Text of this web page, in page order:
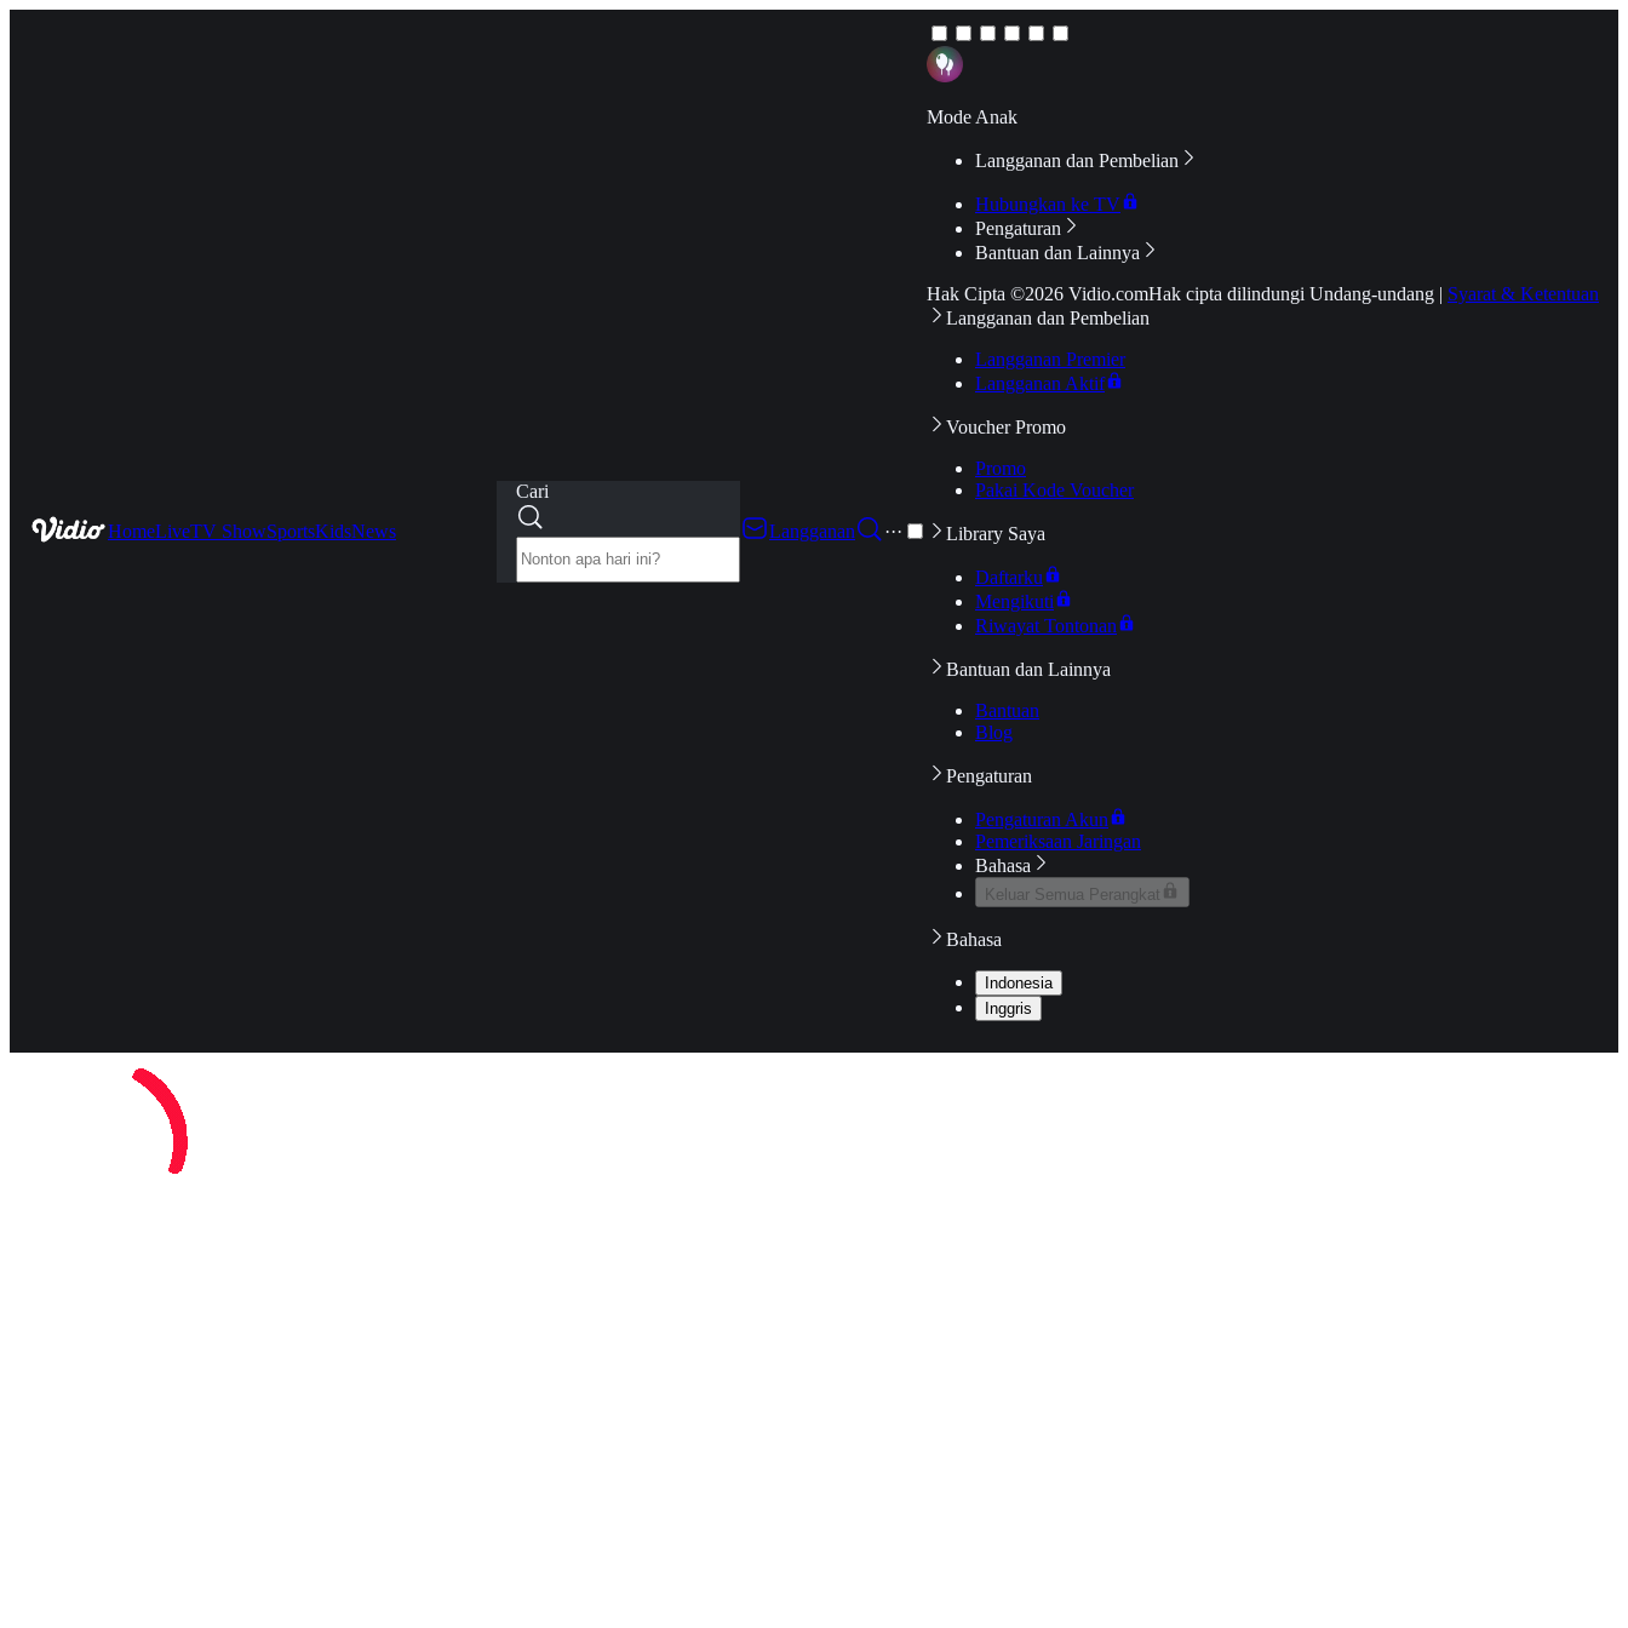
HomeLiveTV ShowSportsKidsNews
Cari
Langganan
···
Mode Anak
Langganan dan Pembelian
Hubungkan ke TV
Pengaturan
Bantuan dan Lainnya
Hak Cipta ©2026 Vidio.comHak cipta dilindungi Undang-undang | Syarat & Ketentuan
Langganan dan Pembelian
Langganan Premier
Langganan Aktif
Voucher Promo
Promo
Pakai Kode Voucher
Library Saya
Daftarku
Mengikuti
Riwayat Tontonan
Bantuan dan Lainnya
Bantuan
Blog
Pengaturan
Pengaturan Akun
Pemeriksaan Jaringan
Bahasa
Keluar Semua Perangkat
Bahasa
Indonesia
Inggris